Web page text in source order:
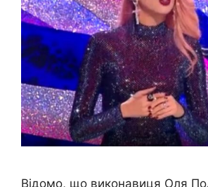
Відомо, що виконавиця Оля